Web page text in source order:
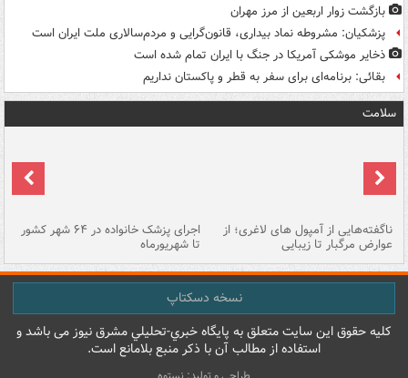
بازگشت زوار اربعین از مرز مهران
پزشکیان: مشروطه نماد بیداری، قانون‌گرایی و مردم‌سالاری ملت ایران است
ذخایر موشکی آمریکا در جنگ با ایران تمام شده است
بقائی: برنامه‌ای برای سفر به قطر و پاکستان نداریم
سلامت
ناگفته‌هایی از آمپول های لاغری؛ از
عوارض مرگبار تا زیبایی
اجرای پزشک خانواده در ۶۴ شهر کشور
تا شهریورماه
نسخه دسکتاپ
کليه حقوق اين سايت متعلق به پایگاه خبري-تحليلي مشرق نيوز می باشد و
استفاده از مطالب آن با ذکر منبع بلامانع است.